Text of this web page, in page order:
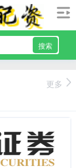
搜索
更多